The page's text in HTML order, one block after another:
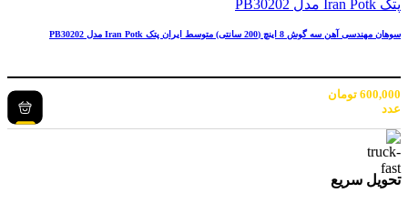
سوهان مهندسی آهن سه گوش 8 اینچ (200 سانتی) متوسط ایران پتک Iran Potk مدل PB30202
600,000 تومان
عدد
تحویل سریع